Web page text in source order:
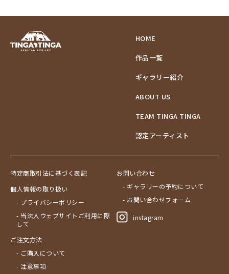
HOME
作品一覧
ギャラリー紹介
ABOUT US
TEAM TINGA TINGA
認定アーティスト
特定商取引法に基づく表記
個人情報の取り扱い
- プライバシーポリシー
- 当法人ウェブサイトご利用に際
して
ご注文方法
- ご購入について
- 注意事項
お問い合わせ
- ギャラリーの予約について
- お問い合わせフォーム
instagram